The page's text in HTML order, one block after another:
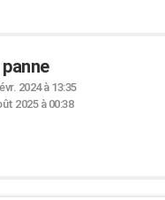
2024 à 13:35
2025 à 00:38